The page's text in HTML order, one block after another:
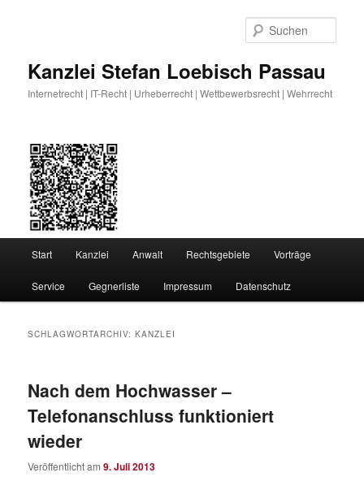
Kanzlei Stefan Loebisch Passau
Internetrecht | IT-Recht | Urheberrecht | Wettbewerbsrecht | Wehrrecht
Start Kanzlei Anwalt Rechtsgebiete Vorträge
Service Gegnerliste Impressum Datenschutz
SCHLAGWORTARCHIV:KANZLEI
Nach dem Hochwasser –
Telefonanschluss funktioniert
wieder
Veröffentlicht am9. Juli 2013